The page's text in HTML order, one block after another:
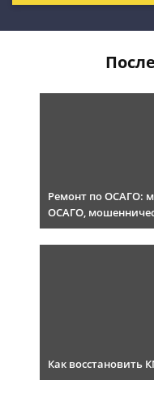
Ремонт по ОСАГО:
ОСАГО,
Как восстановить